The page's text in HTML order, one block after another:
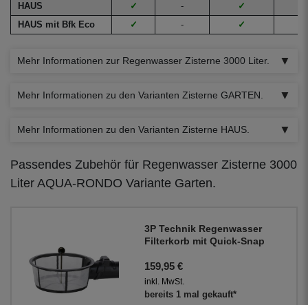
HAUS
✓ - ✓
HAUS mit Bfk Eco
✓ - ✓
Mehr Informationen zur Regenwasser Zisterne 3000 Liter.
Mehr Informationen zu den Varianten Zisterne GARTEN.
Mehr Informationen zu den Varianten Zisterne HAUS.
Passendes Zubehör für Regenwasser Zisterne 3000
Liter AQUA-RONDO Variante Garten.
3P Technik Regenwasser
Filterkorb mit Quick-Snap
159,95 €
inkl. MwSt.
bereits 1 mal gekauft*